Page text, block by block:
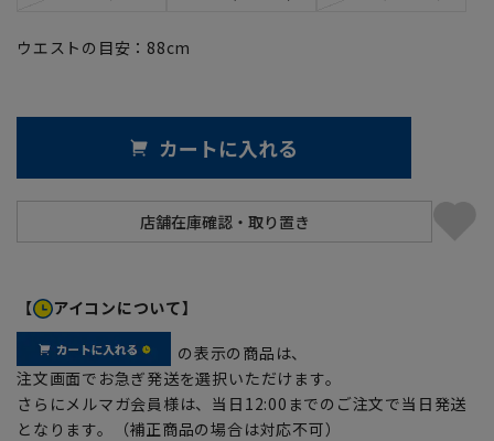
ウエストの目安： 88cm
カートに入れる
【 アイコンについて】
の表示の商品は、
注文画面でお急ぎ発送を選択いただけます。
さらにメルマガ会員様は、当日12:00までのご注文で当日発送
となります。（補正商品の場合は対応不可）